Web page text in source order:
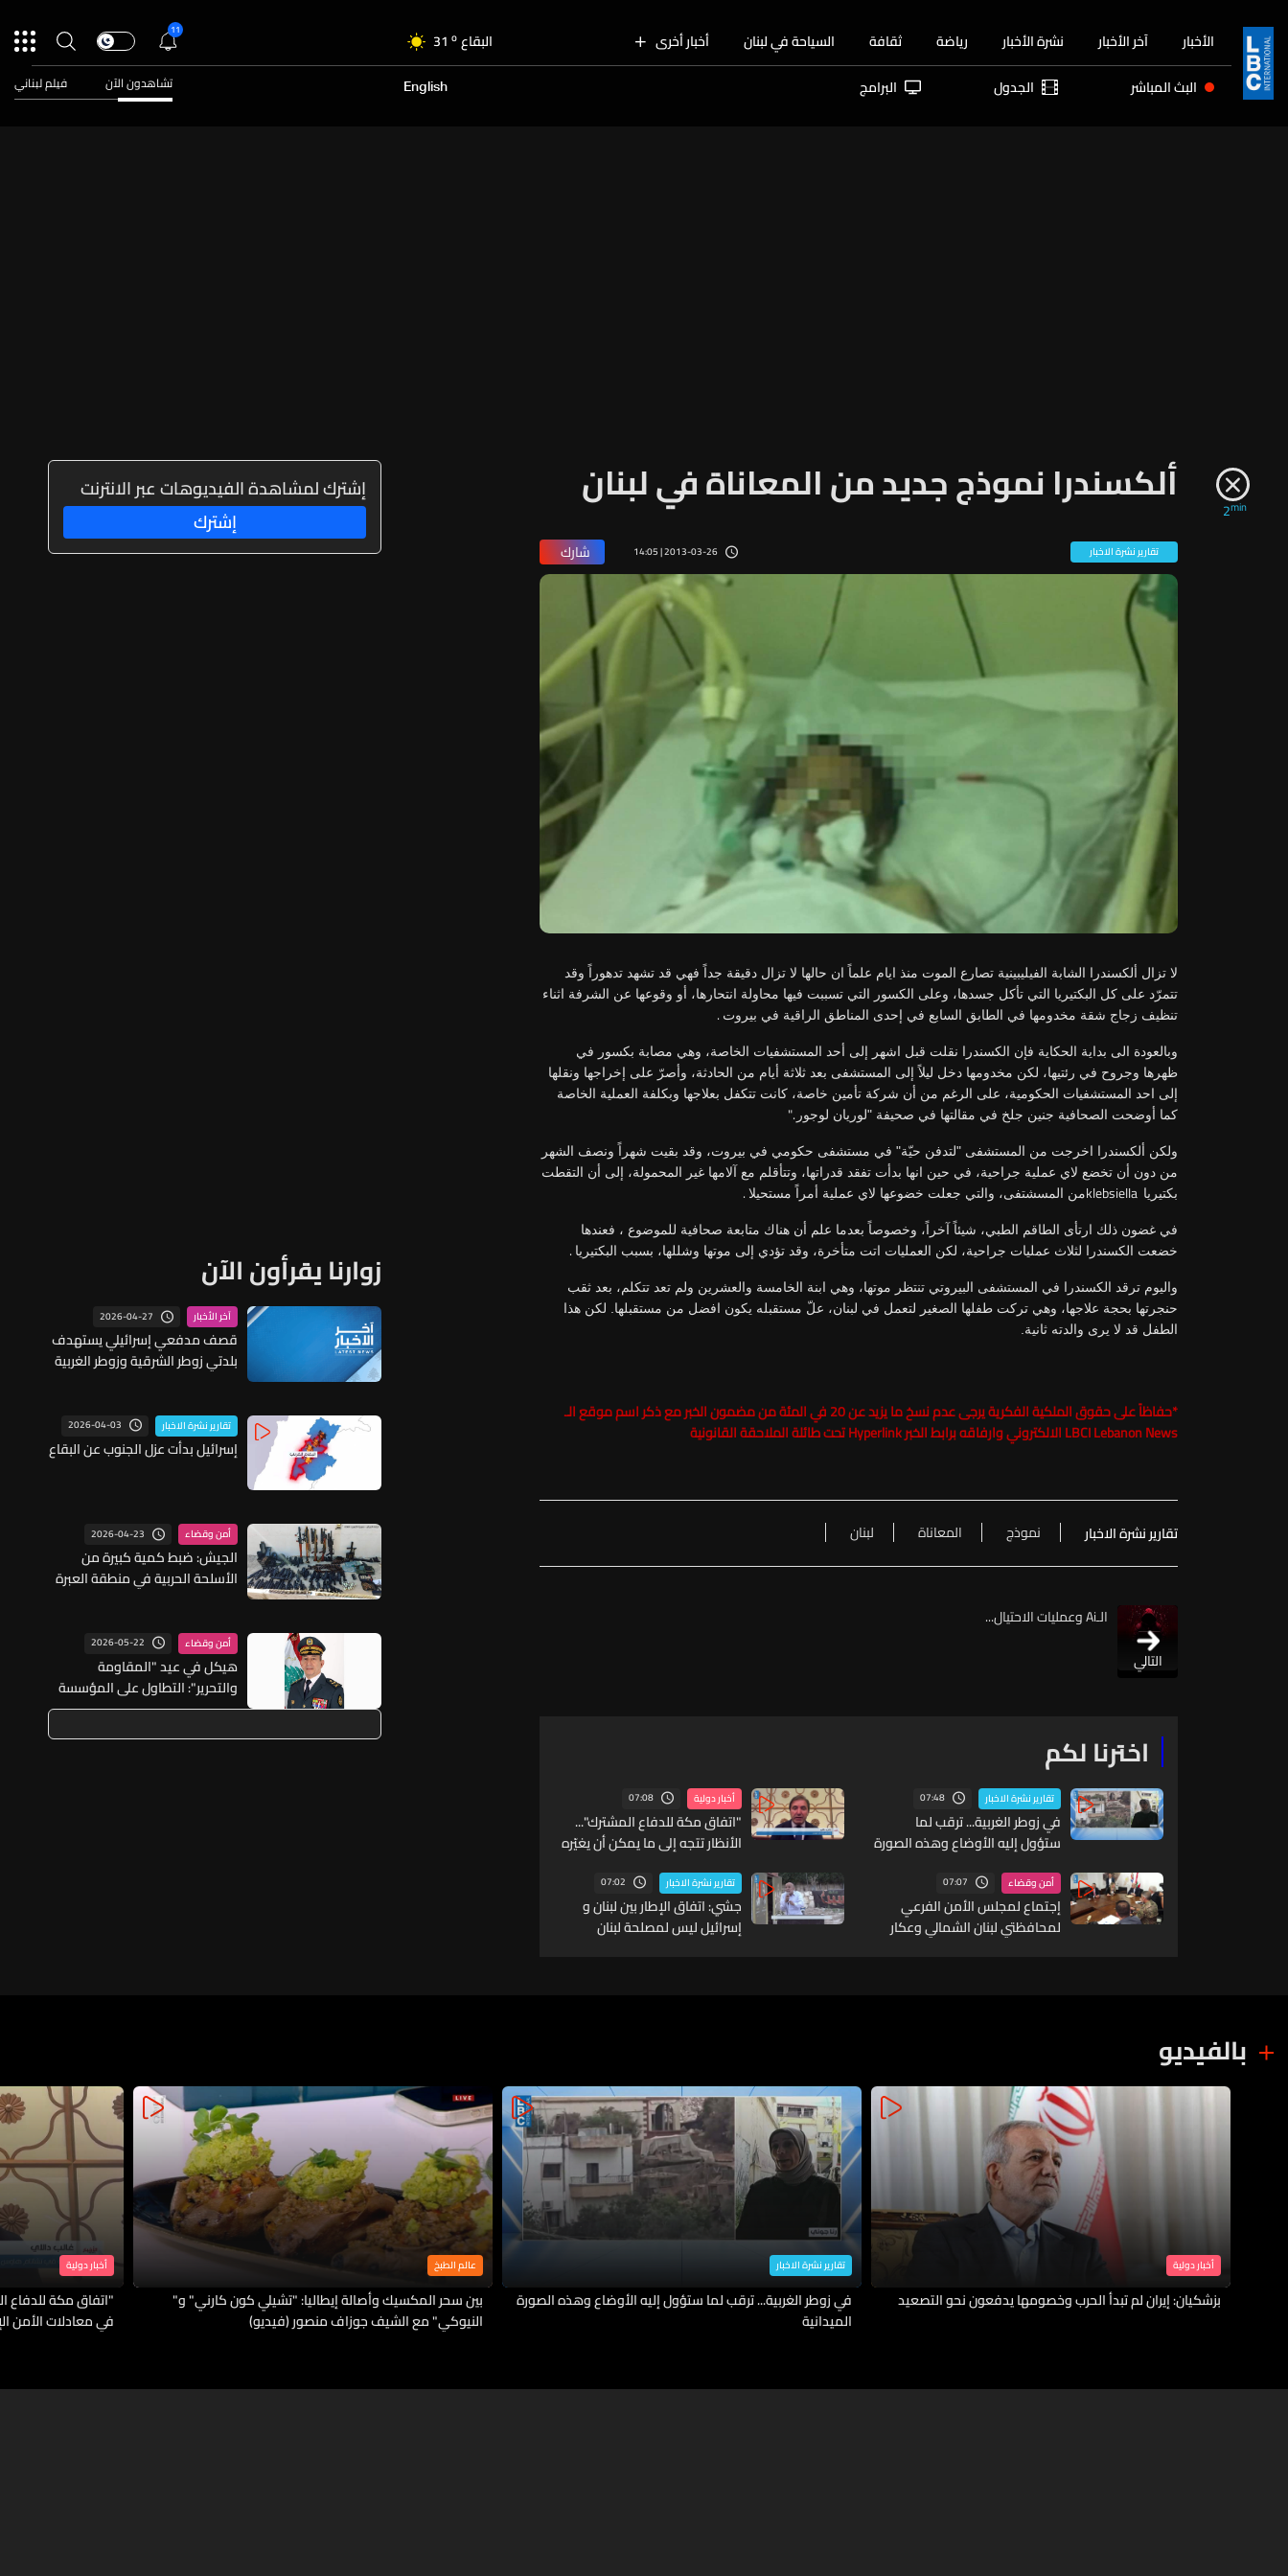
الأخبار آخر الأخبار نشرة الأخبار رياضة ثقافة السياحة في لبنان أخبار أخرى البقاع 31 o
الجنوب 31o
31
11
البث المباشر الجدول البرامج English تشاهدون الآن فيلم لبناني
2min ألكسندرا نموذج جديد من المعاناة في لبنان
تقارير نشرة الاخبار 2013-03-26 | 14:05 شارك
لا تزال ألكسندرا الشابة الفيليبينية تصارع الموت منذ ايام علماً ان حالها لا تزال دقيقة جداً فهي قد تشهد تدهوراً وقد
تتمرّد على كل البكتيريا التي تأكل جسدها، وعلى الكسور التي تسببت فيها محاولة انتحارها، أو وقوعها عن الشرفة اثناء
تنظيف زجاج شقة مخدومها في الطابق السابع في إحدى المناطق الراقية في بيروت .
وبالعودة الى بداية الحكاية فإن الكسندرا نقلت قبل اشهر إلى أحد المستشفيات الخاصة، وهي مصابة بكسور في
ظهرها وجروح في رئتيها، لكن مخدومها دخل ليلاً إلى المستشفى بعد ثلاثة أيام من الحادثة، وأصرّ على إخراجها ونقلها
إلى احد المستشفيات الحكومية، على الرغم من أن شركة تأمين خاصة، كانت تتكفل بعلاجها وبكلفة العملية الخاصة
كما أوضحت الصحافية جنين جلخ في مقالتها في صحيفة "لوريان لوجور ".
ولكن ألكسندرا اخرجت من المستشفى "لتدفن حيّة" في مستشفى حكومي في بيروت، وقد بقيت شهراً ونصف الشهر
من دون أن تخضع لاي عملية جراحية، في حين انها بدأت تفقد قدراتها، وتتأقلم مع آلامها غير المحمولة، إلى أن التقطت
بكتيريا klebsiellaمن المسشتفى، والتي جعلت خضوعها لاي عملية أمراً مستحيلا.
في غضون ذلك ارتأى الطاقم الطبي، شيئاً آخراً، وخصوصاً بعدما علم أن هناك متابعة صحافية للموضوع ، فعندها
خضعت الكسندرا لثلاث عمليات جراحية، لكن العمليات اتت متأخرة، وقد تؤدي إلى موتها وشللها، بسبب البكتيريا .
واليوم ترقد الكسندرا في المستشفى البيروتي تنتظر موتها، وهي ابنة الخامسة والعشرين ولم تعد تتكلم، بعد ثقب
حنجرتها بحجة علاجها، وهي تركت طفلها الصغير لتعمل في لبنان، علّ مستقبله يكون افضل من مستقبلها. لكن هذا
الطفل قد لا يرى والدته ثانية.
*
حفاظاً على حقوق الملكية الفكرية يرجى عدم نسخ ما يزيد عن 20 في المئة من مضمون الخبر مع ذكر اسم موقع الـ
LBCI Lebanon News الالكتروني وارفاقه برابط الخبر Hyperlink تحت طائلة الملاحقة القانونية
تقارير نشرة الاخبار نموذج المعاناة لبنان
التالي
الـAi وعمليات الاحتيال...
اخترنا لكم
تقارير نشرة الاخبار 07:48
في زوطر الغربية... ترقب لما
ستؤول إليه الأوضاع وهذه الصورة
أخبار دولية 07:08
"اتفاق مكة للدفاع المشترك"...
الأنظار تتجه إلى ما يمكن أن يغيّره
أمن وقضاء 07:07
إجتماع لمجلس الأمن الفرعي
لمحافظتي لبنان الشمالي وعكار
تقارير نشرة الاخبار 07:02
جشي: اتفاق الإطار بين لبنان و
إسرائيل ليس لمصلحة لبنان
إشترك لمشاهدة الفيديوهات عبر الانترنت
إشترك
زوارنا يقرأون الآن
آخر الأخبار 2026-04-27
قصف مدفعي إسرائيلي يستهدف
بلدتي زوطر الشرقية وزوطر الغربية
تقارير نشرة الاخبار 2026-04-03
إسرائيل بدأت عزل الجنوب عن البقاع
أمن وقضاء 2026-04-23
الجيش: ضبط كمية كبيرة من
الأسلحة الحربية في منطقة العبرة
أمن وقضاء 2026-05-22
هيكل في عيد "المقاومة
والتحرير": التطاول على المؤسسة
والتشكيك بدورها لن يثنيها عن
بالفيديو
أخبار دولية
بزشكيان: إيران لم تبدأ الحرب وخصومها يدفعون نحو التصعيد
تقارير نشرة الاخبار
في زوطر الغربية... ترقب لما ستؤول إليه الأوضاع وهذه الصورة
الميدانية
عالم الطبخ
بين سحر المكسيك وأصالة إيطاليا: "تشيلي كون كارني" و"
النيوكي" مع الشيف جوزاف منصور (فيديو)
أخبار دولية
"اتفاق مكة للدفاع
في معادلات الأمن